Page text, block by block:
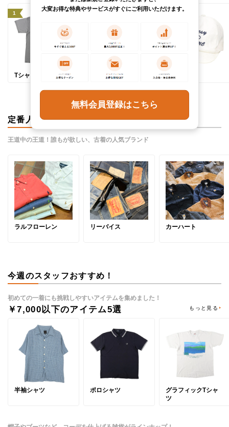
大変お得な特典やサービスがすぐにご利用いただけます。
無料会員登録はこちら
1
Tシャツ
2
半袖シャツ
3
帽子
定番人気ブランド
王道中の王道！誰もが欲しい、古着の人気ブランド
ラルフローレン リーバイス カーハート
今週のスタッフおすすめ！
初めての一着にも挑戦しやすいアイテムを集めました！
￥7,000以下のアイテム5選 もっと見る
半袖シャツ ポロシャツ
グラフィックTシャ
ツ